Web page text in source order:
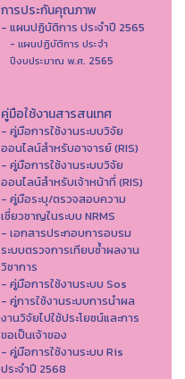
การประกันคุณภาพ
- แผนปฏิบัติการ ประจำปี 2565
- แผนปฏิบัติการ ประจำ
ปีงบประมาณ พ.ศ. 2565
คู่มือใช้งานสารสนเทศ
- คู่มือการใช้งานระบบวิจัย
ออนไลน์สำหรับอาจารย์ (RIS)
- คู่มือการใช้งานระบบวิจัย
ออนไลน์สำหรับเจ้าหน้าที่ (RIS)
- คู่มือระบุ/ตรวจสอบความ
เชี่ยวชาญในระบบ NRMS
- เอกสารประกอบการอบรม
ระบบตรวจการเทียบซ้ำผลงาน
วิชาการ
- คู่มือการใช้งานระบบ Sos
- คู่การใช้งานระบบการนำผล
งานวิจัยไปใช้ประโยชน์และการ
ขอเป็นเจ้าของ
- คู่มือการใช้งานระบบ Ris
ประจำปี 2568